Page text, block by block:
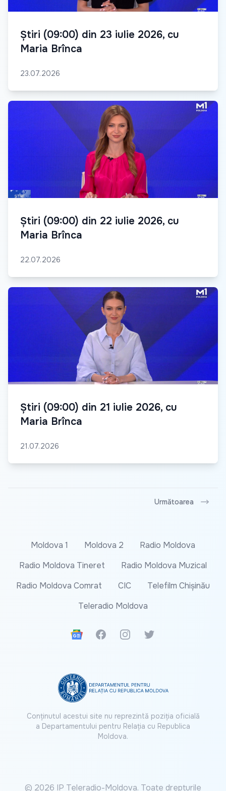
Știri (09:00) din 23 iulie 2026, cu
Maria Brînca
23.07.2026
Știri (09:00) din 22 iulie 2026, cu
Maria Brînca
22.07.2026
Știri (09:00) din 21 iulie 2026, cu
Maria Brînca
21.07.2026
Următoarea
Moldova 1 Moldova 2
Radio Moldova
Radio Moldova Tineret
Radio Moldova Muzical
Radio Moldova Comrat
CIC
Telefilm Chișinău
Teleradio Moldova
Google News
FacebookInstagramTwitter
Conținutul acestui site nu reprezintă poziția oficială
a Departamentului pentru Relația cu Republica
Moldova.
© 2026 IP Teleradio-Moldova. Toate drepturile